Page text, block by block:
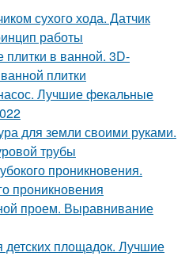
сухого хода. Датчик
работы
в ванной. 3D-
плитки
Лучшие фекальные
для земли своими руками.
трубы
проникновения.
проникновения
проем. Выравнивание
детских площадок. Лучшие